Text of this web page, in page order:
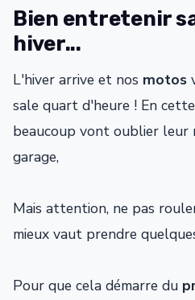
Bien entretenir
hiver...
L'hiver arrive et nos motos
sale quart d'heure ! En
beaucoup vont oublier leur
garage,
Mais attention, ne pas
mieux vaut prendre
Pour que cela démarre du